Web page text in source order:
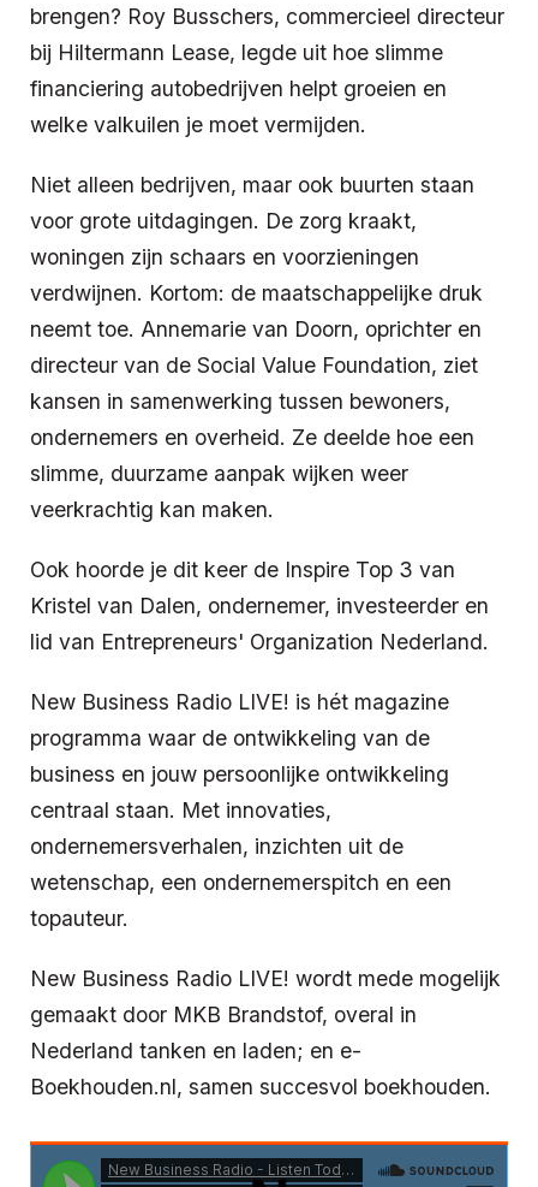
brengen? Roy Busschers, commercieel directeur
bij Hiltermann Lease, legde uit hoe slimme
financiering autobedrijven helpt groeien en
welke valkuilen je moet vermijden.
Niet alleen bedrijven, maar ook buurten staan
voor grote uitdagingen. De zorg kraakt,
woningen zijn schaars en voorzieningen
verdwijnen. Kortom: de maatschappelijke druk
neemt toe. Annemarie van Doorn, oprichter en
directeur van de Social Value Foundation, ziet
kansen in samenwerking tussen bewoners,
ondernemers en overheid. Ze deelde hoe een
slimme, duurzame aanpak wijken weer
veerkrachtig kan maken.
Ook hoorde je dit keer de Inspire Top 3 van
Kristel van Dalen, ondernemer, investeerder en
lid van Entrepreneurs' Organization Nederland.
New Business Radio LIVE! is hét magazine
programma waar de ontwikkeling van de
business en jouw persoonlijke ontwikkeling
centraal staan. Met innovaties,
ondernemersverhalen, inzichten uit de
wetenschap, een ondernemerspitch en een
topauteur.
New Business Radio LIVE! wordt mede mogelijk
gemaakt door MKB Brandstof, overal in
Nederland tanken en laden; en e-
Boekhouden.nl, samen succesvol boekhouden.